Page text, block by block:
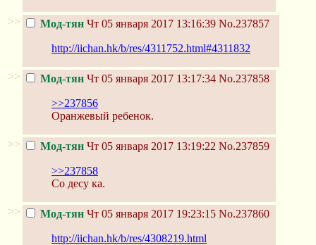
>> Мод-тян Чт 05 января 2017 13:16:39 No.237857
http://iichan.hk/b/res/4311752.html#4311832
>> Мод-тян Чт 05 января 2017 13:17:34 No.237858
>>237856
Оранжевый ребенок.
>> Мод-тян Чт 05 января 2017 13:19:22 No.237859
>>237858
Со десу ка.
>> Мод-тян Чт 05 января 2017 19:23:15 No.237860
http://iichan.hk/b/res/4308219.html